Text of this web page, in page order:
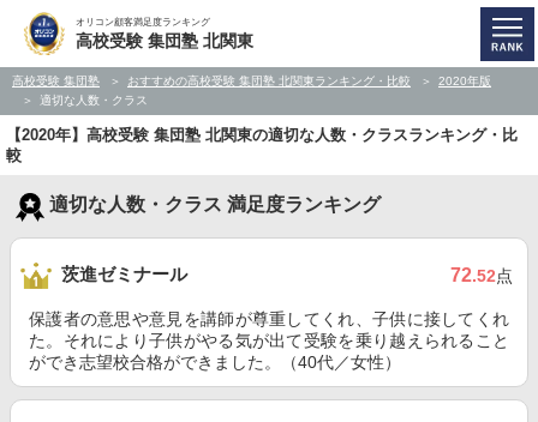
オリコン顧客満足度ランキング
高校受験 集団塾 北関東
高校受験 集団塾 おすすめの高校受験 集団塾 北関東ランキング・比較
2020年版
適切な人数・クラス
【2020年】高校受験 集団塾 北関東の適切な人数・クラスランキング・比
較
適切な人数・クラス 満足度ランキング
茨進ゼミナール 72.52点
保護者の意思や意見を講師が尊重してくれ、子供に接してくれ
た。それにより子供がやる気が出て受験を乗り越えられること
ができ志望校合格ができました。（40代／女性）